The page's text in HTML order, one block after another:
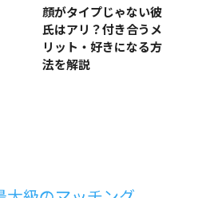
顔がタイプじゃない彼
氏はアリ？付き合うメ
リット・好きになる方
法を解説